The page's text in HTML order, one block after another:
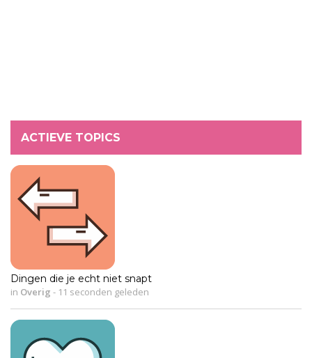
ACTIEVE TOPICS
Dingen die je echt niet snapt
in Overig - 11 seconden geleden